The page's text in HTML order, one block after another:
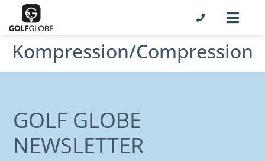
Kompression/Compression
GOLF GLOBE
NEWSLETTER